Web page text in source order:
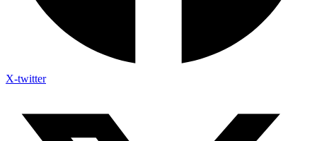
X-twitter